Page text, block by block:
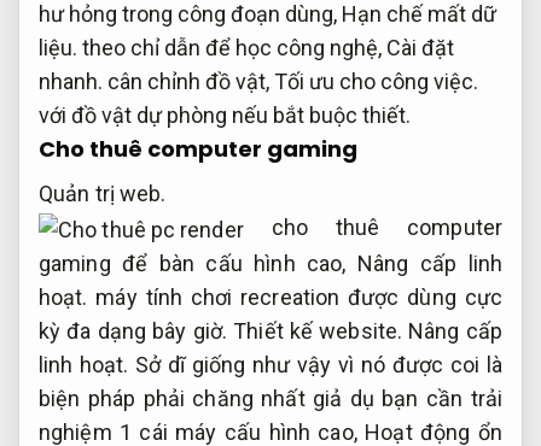
hư hỏng trong công đoạn dùng, Hạn chế mất dữ
liệu. theo chỉ dẫn để học công nghệ, Cài đặt
nhanh. cân chỉnh đồ vật,Tối ưu cho công việc.
với đồ vật dự phòng nếu bắt buộc thiết.
Cho thuê computer gaming
Quản trị web.
cho thuê computer
gaming để bàn cấu hình cao, Nâng cấp linh
hoạt. máy tính chơi recreation được dùng cực
kỳ đa dạng bây giờ.Thiết kế website. Nâng cấp
linh hoạt. Sở dĩ giống như vậy vì nó được coi là
biện pháp phải chăng nhất giả dụ bạn cần trải
nghiệm 1 cái máy cấu hình cao, Hoạt động ổn